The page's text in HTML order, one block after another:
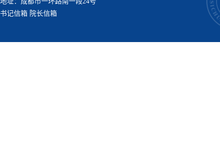
书记信箱 院长信箱